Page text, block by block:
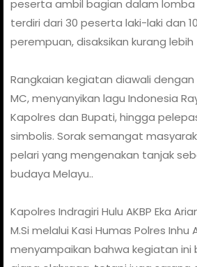
peserta ambil bagian dalam lomba
terdiri dari 30 peserta laki-laki dan
perempuan, disaksikan kurang
Rangkaian kegiatan diawali
MC, menyanyikan lagu Indonesia
Kapolres dan Bupati, hingga
simbolis. Sorak semangat
pelari yang mengenakan tanjak
budaya Melayu..
Kapolres Indragiri Hulu AKBP Eka
M.Si melalui Kasi Humas Polres Inhu
menyampaikan bahwa kegiatan ini